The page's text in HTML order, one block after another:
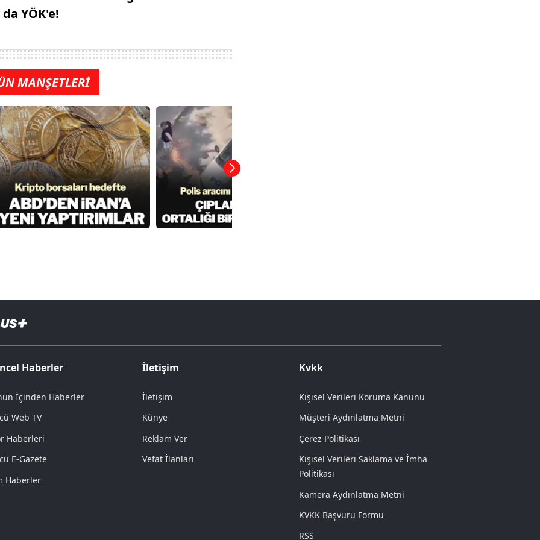
da YÖK'e!
MANŞETLERİ
Haberler
İçinden Haberler
Web TV
Haberleri
E-Gazete
Haberler
İletişim
İletişim
Künye
Reklam Ver
Vefat İlanları
Kvkk
Kişisel Verileri Koruma Kanunu
Müşteri Aydınlatma Metni
Çerez Politikası
Kişisel Verileri Saklama ve İmha
Politikası
Kamera Aydınlatma Metni
KVKK Başvuru Formu
RSS